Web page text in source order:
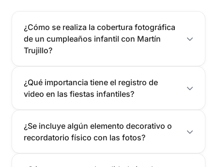
¿Cómo se realiza la cobertura fotográfica
de un cumpleaños infantil con Martín
Trujillo?
¿Qué importancia tiene el registro de
video en las fiestas infantiles?
¿Se incluye algún elemento decorativo o
recordatorio físico con las fotos?